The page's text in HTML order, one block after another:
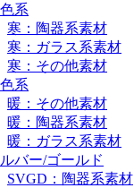
系
寒：陶器系素材
寒：ガラス系素材
寒：その他素材
系
暖：その他素材
暖：陶器系素材
暖：ガラス系素材
バー/ゴールド
SVGD：陶器系素材